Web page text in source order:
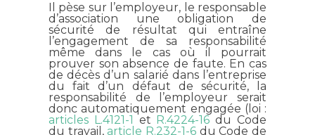
Il pèse sur l’employeur, le responsable
d’association une obligation de
sécurité de résultat qui entraîne
l’engagement de sa responsabilité
même dans le cas où il pourrait
prouver son absence de faute. En cas
de décès d’un salarié dans l’entreprise
du fait d’un défaut de sécurité, la
responsabilité de l’employeur serait
donc automatiquement engagée (loi :
articles L.4121-1 et R.4224-16 du Code
du travail,article R.232-1-6 du Code de